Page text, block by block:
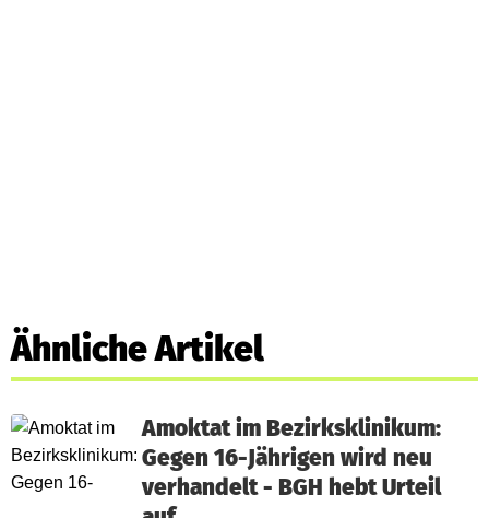
Ähnliche Artikel
Amoktat im Bezirksklinikum:
Gegen 16-Jährigen wird neu
verhandelt - BGH hebt Urteil